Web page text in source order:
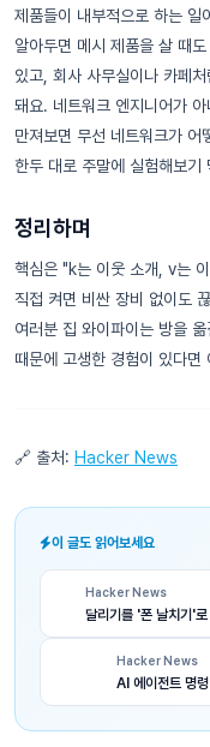
제품들이 내부적으로 하는
알아두면 메시 제품을 살 때
있고, 회사 사무실이나 카페
돼요. 네트워크 엔지니어가
만져보면 무선 네트워크가 어
한두 대로 주말에 실험해보기
정리하며
핵심은 "k는 이웃 소개, v는
직접 켜면 비싼 장비 없이도
여러분 집 와이파이는 방을
때문에 고생한 경험이 있다면
🔗 출처: Hacker News
이 글도 읽어보세요
Hacker News
달리기를 '폰 날치기'
Hacker News
AI 에이전트 명